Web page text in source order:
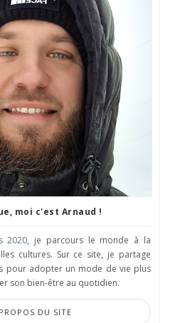
moi c'est Arnaud !
2020, je parcours le monde à la
cultures. Sur ce site, je partage
pour adopter un mode de vie plus
son bien-être au quotidien.
DU SITE